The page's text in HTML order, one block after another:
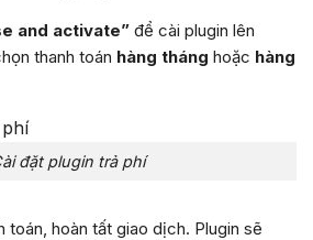
and activate” để cài plugin lên
thanh toán hàng tháng hoặc hàng
đặt plugin trả phí
toán, hoàn tất giao dịch. Plugin sẽ